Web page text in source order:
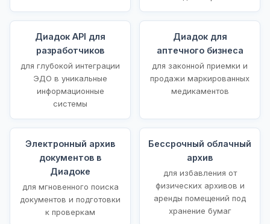
Диадок API для
разработчиков
для глубокой интеграции
ЭДО в уникальные
информационные
системы
Диадок для
аптечного бизнеса
для законной приемки и
продажи маркированных
медикаментов
Электронный архив
документов в
Диадоке
для мгновенного поиска
документов и подготовки
к проверкам
Бессрочный облачный
архив
для избавления от
физических архивов и
аренды помещений под
хранение бумаг